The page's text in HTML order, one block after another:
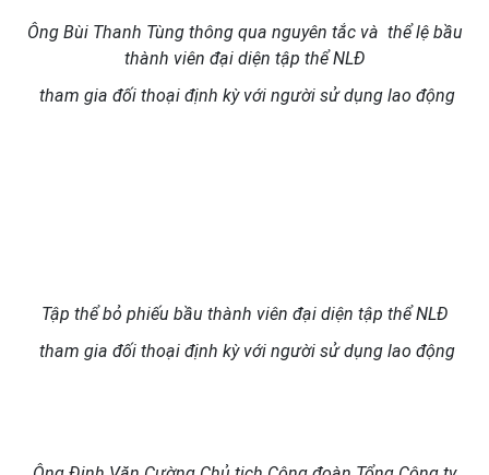
Ông Bùi Thanh Tùng thông qua nguyên tắc và thể lệ bầu
thành viên đại diện tập thể NLĐ
tham gia đối thoại định kỳ với người sử dụng lao động
Tập thể bỏ phiếu bầu thành viên đại diện tập thể NLĐ
tham gia đối thoại định kỳ với người sử dụng lao động